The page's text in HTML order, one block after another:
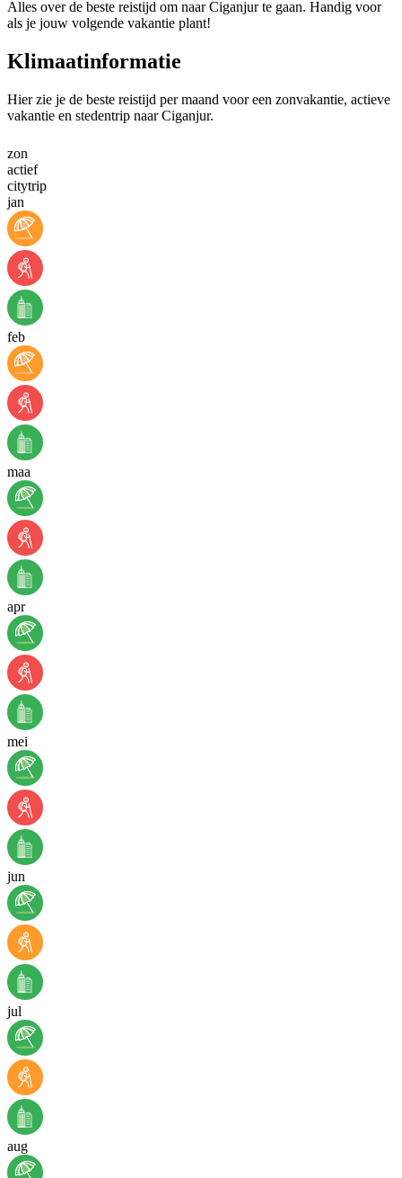
Alles over de beste reistijd om naar Ciganjur te gaan. Handig voor
als je jouw volgende vakantie plant!
Klimaatinformatie
Hier zie je de beste reistijd per maand voor een zonvakantie, actieve
vakantie en stedentrip naar Ciganjur.
zon
actief
citytrip
jan
feb
maa
apr
mei
jun
jul
aug